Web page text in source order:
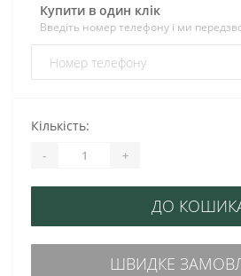
Купити в один клік
Введіть номер телефону і ми
Кількість:
- +
ДО
ШВИДКЕ